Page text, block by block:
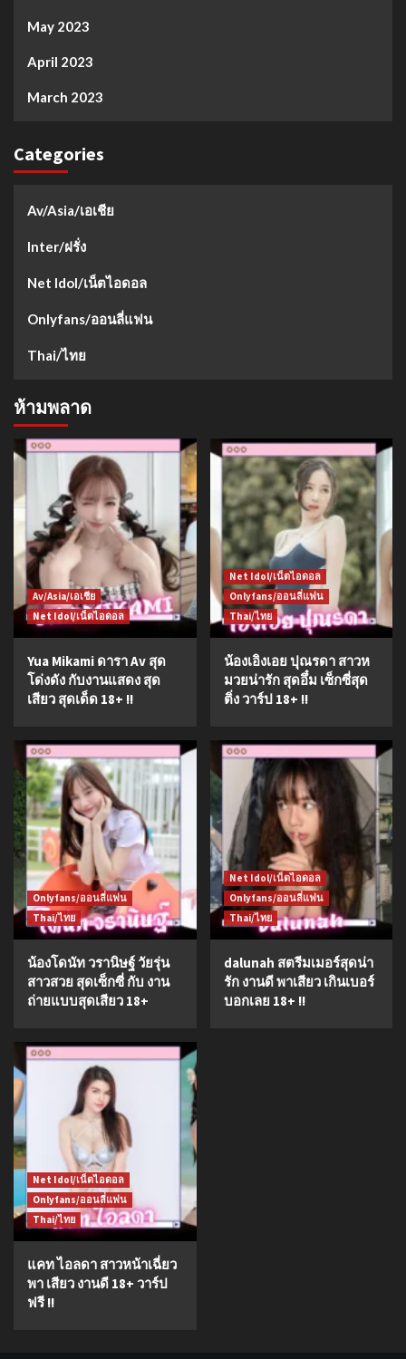
May 2023
April 2023
March 2023
Categories
Av/Asia/เอเชีย
Inter/ฝรั่ง
Net Idol/เน็ตไอดอล
Onlyfans/ออนลี่แฟน
Thai/ไทย
ห้ามพลาด
Av/Asia/เอเชีย
Net Idol/เน็ตไอดอล
Yua Mikami ดารา Av สุด
โด่งดัง กับงานแสดง สุด
เสียว สุดเด็ด 18+ !!
Net Idol/เน็ตไอดอล
Onlyfans/ออนลี่แฟน
Thai/ไทย
น้องเอิงเอย ปุณรดา สาวห
มวยน่ารัก สุดอึ๋ม เซ็กซี่สุด
ติ่ง วาร์ป 18+ !!
Onlyfans/ออนลี่แฟน
Thai/ไทย
น้องโดนัท วรานิษฐ์ วัยรุ่น
สาวสวย สุดเซ็กซี่ กับ งาน
ถ่ายแบบสุดเสียว 18+
Net Idol/เน็ตไอดอล
Onlyfans/ออนลี่แฟน
Thai/ไทย
dalunah สตรีมเมอร์สุดน่า
รัก งานดี พาเสียว เกินเบอร์
บอกเลย 18+ !!
Net Idol/เน็ตไอดอล
Onlyfans/ออนลี่แฟน
Thai/ไทย
แคท ไอลดา สาวหน้าเฉี่ยว
พา เสียว งานดี 18+ วาร์ป
ฟรี !!